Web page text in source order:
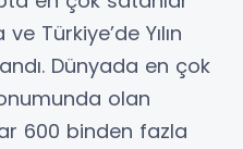
Türkiye’de Yılın
Dünyada en çok
olan
600 binden fazla